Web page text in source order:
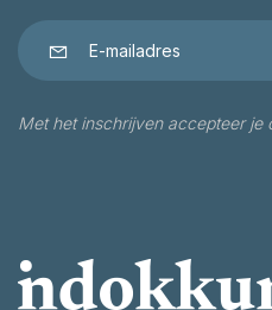
Met het inschrijven accepteer je